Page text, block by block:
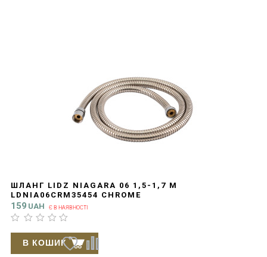
ШЛАНГ LIDZ NIAGARA 06 1,5-1,7 М
LDNIA06CRM35454 CHROME
159 UAH Є В НАЯВНОСТІ
В КОШИК